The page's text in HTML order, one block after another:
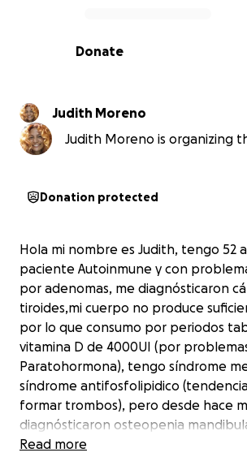
0% complete
Donate
Judith Moreno
Judith Moreno is organizing
Donation protected
Hola mi nombre es Judith, tengo 52
paciente Autoinmune y con
por adenomas, me diagnósticaron
tiroides,mi cuerpo no produce
por lo que consumo por periodos
vitamina D de 4000UI (por
Paratohormona), tengo síndrome
síndrome antifosfolipidico
formar trombos), pero desde hace
diagnósticaron osteopenia
tengo tornillos en mi
Read more